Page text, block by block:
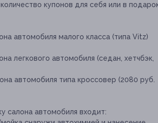
купонов для себя или в
автомобиля малого класса (типа Vitz)
легкового автомобиля (седан, хетчбэк,
автомобиля типа кроссовер (2080 руб.
салона автомобиля входит: